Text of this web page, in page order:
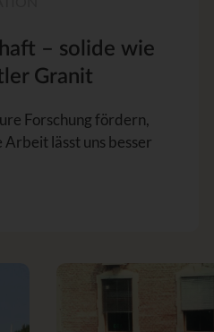
– solide wie
Granit
Forschung fördern,
Arbeit lässt uns besser